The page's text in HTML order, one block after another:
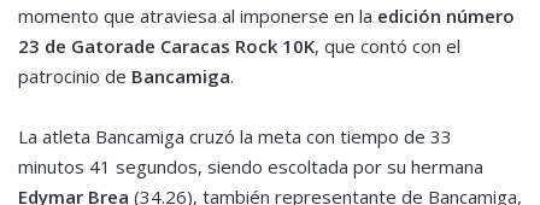
momento que atraviesa al imponerse en la edición número
23 de Gatorade Caracas Rock 10K, que contó con el
patrocinio de Bancamiga.
La atleta Bancamiga cruzó la meta con tiempo de 33
minutos 41 segundos, siendo escoltada por su hermana
Edymar Brea (34.26), también representante de Bancamiga,